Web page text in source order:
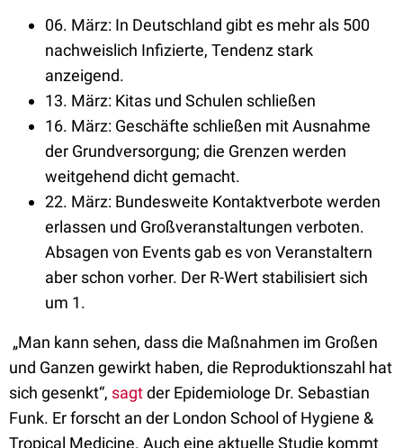
06. März: In Deutschland gibt es mehr als 500
nachweislich Infizierte, Tendenz stark
anzeigend.
13. März: Kitas und Schulen schließen
16. März: Geschäfte schließen mit Ausnahme
der Grundversorgung; die Grenzen werden
weitgehend dicht gemacht.
22. März: Bundesweite Kontaktverbote werden
erlassen und Großveranstaltungen verboten.
Absagen von Events gab es von Veranstaltern
aber schon vorher. Der R-Wert stabilisiert sich
um 1.
„Man kann sehen, dass die Maßnahmen im Großen
und Ganzen gewirkt haben, die Reproduktionszahl hat
sich gesenkt“, sagtder Epidemiologe Dr. Sebastian
Funk. Er forscht an der London School of Hygiene &
Tropical Medicine. Auch eine aktuelle Studie kommt